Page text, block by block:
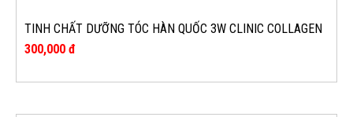
TINH CHẤT DƯỠNG TÓC HÀN QUỐC 3W CLINIC COLLAGEN
& LUXURY 500ML
300,000 đ